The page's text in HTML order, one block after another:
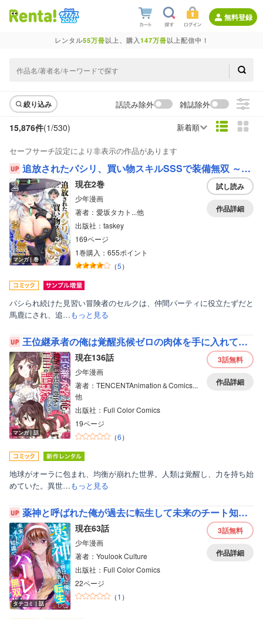
無料登録
レンタル55万冊以上、購入147万冊以上配信中！
絞り込み 話読み除外 雑誌除外
15,876件(1/530) 新着順
セーフサーチ設定により非表示の作品があります
追放されたパシリ、買い物スキルSSSで装備無双 ～買ったモノを超強化して最強パーティー目指します～【単行本版】
マンガ｜巻
現在2巻
少年漫画
著者：愛坂タカト...他
出版社：taskey
169ページ
1巻購入：655ポイント
（5）
試し読み
作品詳細
パシられ続けた見習い冒険者のセルクは、仲間パーティに役立たずだと
馬鹿にされ、追…もっと見る
王位継承者の俺は覚醒兆候ゼロの肉体を手に入れて自由を謳歌する。
マンガ｜話
現在136話
少年漫画
著者：TENCENTAnimation＆Comics...
他
出版社：Full Color Comics
19ページ
（6）
3話無料
作品詳細
地球がオーラに包まれ、均衡が崩れた世界。人類は覚醒し、力を持ち始
めていた。異世…もっと見る
薬神と呼ばれた俺が過去に転生して未来のチート知識でハーレム無双します！【フルカラー】
タテコミ｜話
現在63話
少年漫画
著者：Youlook Culture
出版社：Full Color Comics
22ページ
（1 ）
3話無料
作品詳細